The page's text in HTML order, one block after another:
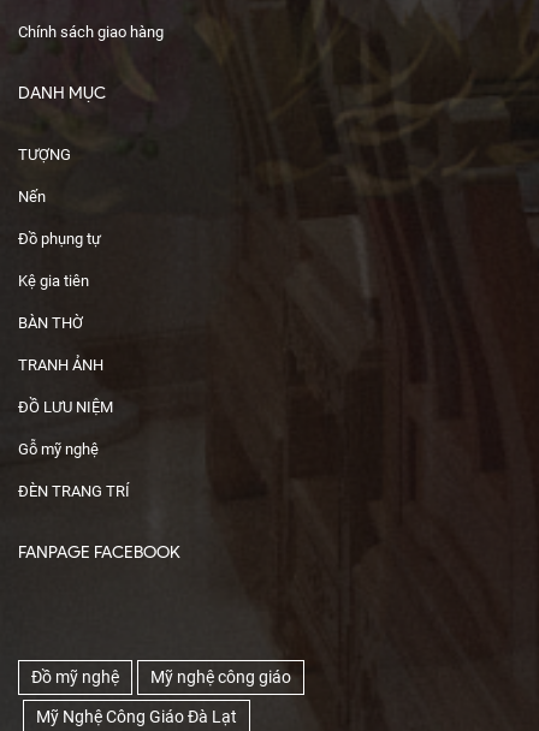
Chính sách giao hàng
DANH MỤC
TƯỢNG
Nến
Đồ phụng tự
Kệ gia tiên
BÀN THỜ
TRANH ẢNH
ĐỒ LƯU NIỆM
Gỗ mỹ nghệ
ĐÈN TRANG TRÍ
FANPAGE FACEBOOK
Đồ mỹ nghệ Mỹ nghệ công giáo
Mỹ Nghệ Công Giáo Đà Lạt